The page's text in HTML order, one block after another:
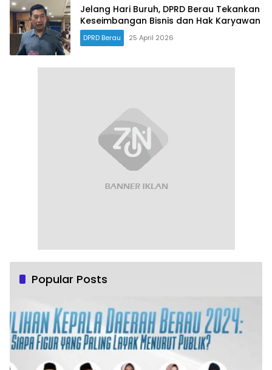
Jelang Hari Buruh, DPRD Berau Tekankan
Keseimbangan Bisnis dan Hak Karyawan
DPRD Berau 25 April 2026
Popular Posts